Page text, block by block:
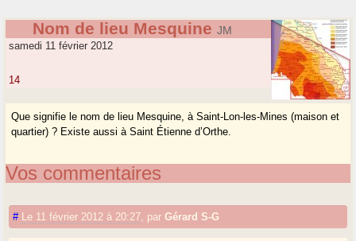
Nom de lieu Mesquine JM
samedi 11 février 2012
14
Que signifie le nom de lieu Mesquine, à Saint-Lon-les-Mines (maison et
quartier) ? Existe aussi à Saint Étienne d’Orthe.
Vos commentaires
# Le 11 février 2012 à 20:27 parGérard S-G